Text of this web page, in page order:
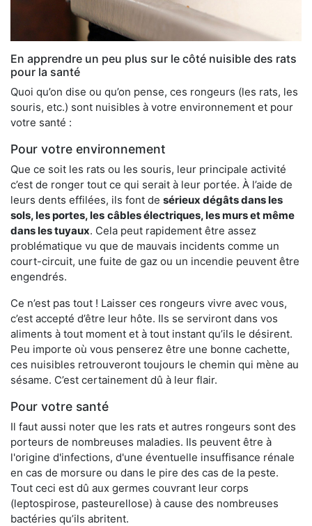
En apprendre un peu plus sur le côté nuisible des rats
pour la santé
Quoi qu’on dise ou qu’on pense, ces rongeurs (les rats, les
souris, etc.) sont nuisibles à votre environnement et pour
votre santé :
Pour votre environnement
Que ce soit les rats ou les souris, leur principale activité
c’est de ronger tout ce qui serait à leur portée. À l’aide de
leurs dents effilées, ils font de sérieux dégâts dans les
sols, les portes, les câbles électriques, les murs et même
dans les tuyaux. Cela peut rapidement être assez
problématique vu que de mauvais incidents comme un
court-circuit, une fuite de gaz ou un incendie peuvent être
engendrés.
Ce n’est pas tout ! Laisser ces rongeurs vivre avec vous,
c’est accepté d’être leur hôte. Ils se serviront dans vos
aliments à tout moment et à tout instant qu’ils le désirent.
Peu importe où vous penserez être une bonne cachette,
ces nuisibles retrouveront toujours le chemin qui mène au
sésame. C’est certainement dû à leur flair.
Pour votre santé
Il faut aussi noter que les rats et autres rongeurs sont des
porteurs de nombreuses maladies. Ils peuvent être à
l'origine d'infections, d'une éventuelle insuffisance rénale
en cas de morsure ou dans le pire des cas de la peste.
Tout ceci est dû aux germes couvrant leur corps
(leptospirose, pasteurellose) à cause des nombreuses
bactéries qu’ils abritent.